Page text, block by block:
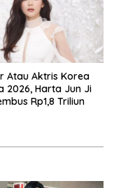
Atau Aktris Korea
2026, Harta Jun Ji
Rp1,8 Triliun